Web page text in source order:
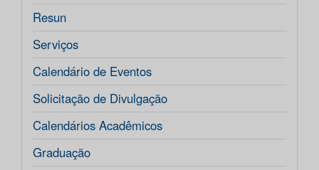
Resun
Serviços
Calendário de Eventos
Solicitação de Divulgação
Calendários Acadêmicos
Graduação